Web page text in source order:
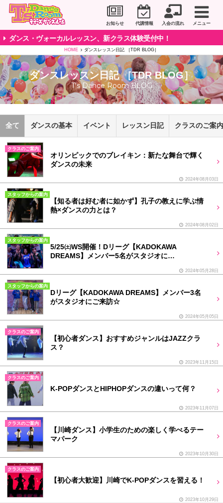
川崎市のダンススタジオ＆ボーカルスクール「
お知らせ 代講情報 入会の流れ メニュー
ダンス・ヴォーカルレッスン、新クラス体験受付中！
HOME ダンスレッスン日記 ［TDR BLOG］
ダンスレッスン日記 ［TDR BLOG］
T's Dance Room BLOG
全て ダンスの基本 イベント レッスン日記 クラスのご案内
クラスのご案内
オリンピックでのブレイキン：新たな舞台で輝く
ダンスの未来
2024年08月03日
スタッフからの案内
【知る者は好む者に如かず】孔子の教えに学ぶ情
熱×ダンスの力とは？
2024年08月02日
スタッフからの案内
5/25㈯WS開催！Dリーグ【KADOKAWA
DREAMS】メンバー5名がスタジオに…
2024年05月28日
スタッフからの案内
Dリーグ【KADOKAWA DREAMS】メンバー3名
がスタジオにご来訪☆
2024年05月05日
クラスのご案内
【初心者ダンス】​おすすめジャンルはJAZZクラ
ス？
2023年11月15日
クラスのご案内
K-POPダンスとHIPHOPダンスの違いって何？
2023年11月07日
クラスのご案内
【川崎ダンス】小学生のための楽しく学べるテー
マパーク
2023年10月30日
クラスのご案内
【初心者大歓迎】川崎でK-POPダンスを習える！
2023年10月29日